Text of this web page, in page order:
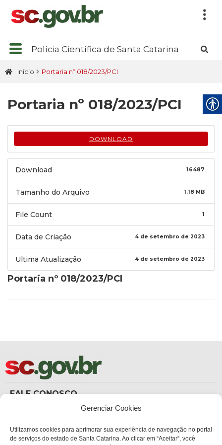
Gerenciar Cookies
Utilizamos cookies para aprimorar sua experiência de navegação no portal
de serviços do estado de Santa Catarina. Ao clicar em “Aceitar”, você
Polícia Científica de Santa Catarina
Início Portaria nº 018/2023/PCI
Portaria nº 018/2023/PCI
DOWNLOAD
Download 16487
Tamanho do Arquivo 1.18 MB
File Count 1
Data de Criação 4 de setembro de 2023
Ultima Atualização 4 de setembro de 2023
Portaria nº 018/2023/PCI
FALE CONOSCO
Carteira de Identidade
Ouvidoria
ouvidoria.sc.gov.br